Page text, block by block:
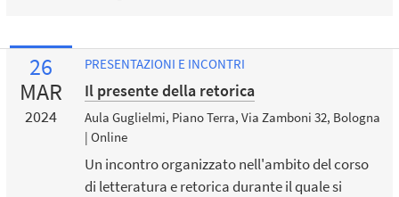
26
MAR
2024
PRESENTAZIONI E INCONTRI
Il presente della retorica
Aula Guglielmi, Piano Terra, Via Zamboni 32, Bologna
| Online
Un incontro organizzato nell'ambito del corso
di letteratura e retorica durante il quale si